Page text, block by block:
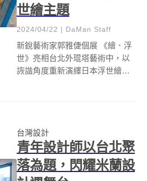
世繪主題
2024/04/22 | DaMan Staff
新銳藝術家郭雅倢個展 《繪．浮
世》亮相台北外琨塔藝術中，以
詼諧角度重新演繹日本浮世繪主
「塵世」、「俗世」，也就是人
們所處的現實...
台灣設計
青年設計師以台北聚
落為題，閃耀米蘭設